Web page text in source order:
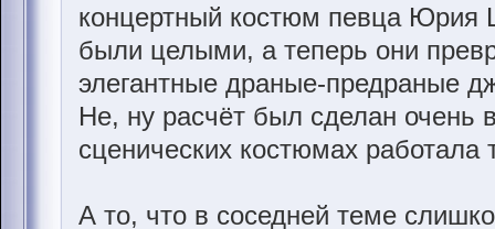
концертный костюм певца Юрия
были целыми, а теперь они
элегантные драные-предраные
Не, ну расчёт был сделан очень
сценических костюмах работала
А то, что в соседней теме